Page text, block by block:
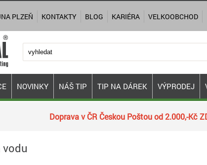
Doprava v ČR Českou Poštou od 2.000,-Kč
vodu
NOVINKY NÁŠ TIP TIP NA DÁREK VÝPRODEJ
PLZEŇ KONTAKTY BLOG KARIÉRA VELKOOBCHOD